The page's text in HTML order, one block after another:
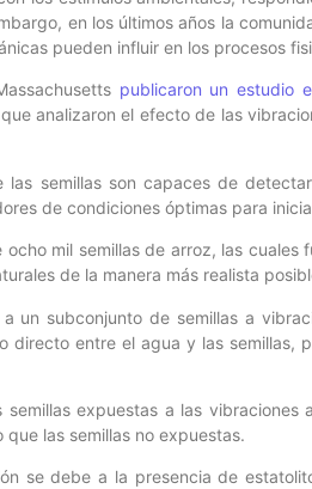
en los últimos años la
pueden influir en los procesos
publicaron un estudio
analizaron el efecto de las
semillas son capaces de
de condiciones óptimas para
mil semillas de arroz, las cuales
de la manera más realista
un subconjunto de semillas a
entre el agua y las semillas,
expuestas a las vibraciones
las semillas no expuestas.
se debe a la presencia de